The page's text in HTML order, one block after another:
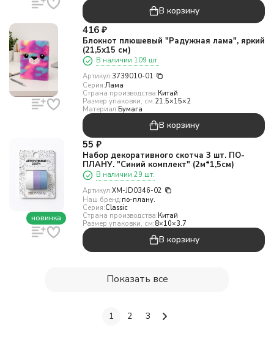
В корзину
416 ₽
Блокнот плюшевый "Радужная лама", яркий
(21,5х15 см)
В наличии 109 шт.
Артикул:3739010-01
Серия:Лама
Страна производства:Китай
Размер упаковки, см:21.5×15×2
Материал:Бумага
В корзину
новинка
55 ₽
Набор декоративного скотча 3 шт. ПО-
ПЛАНУ. "Синий комплект" (2м*1,5см)
В наличии 29 шт.
Артикул:XM-JD0346-02
Наш бренд:по-плану.
Серия:Classic
Страна производства:Китай
Размер упаковки, см:8×10×3.7
В корзину
Показать все
1 2 3